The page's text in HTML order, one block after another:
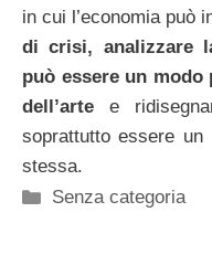
in cui l’economia può
di crisi, analizzare
può essere un
dell’arte e
soprattutto essere un
stessa.
Categorie
Senza categoria